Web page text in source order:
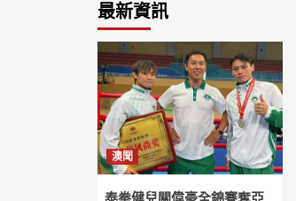
最新資訊
澳聞
泰拳健兒關偉豪全錦賽奪亞